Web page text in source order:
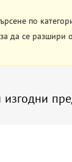
по
да се разшири
изгодни